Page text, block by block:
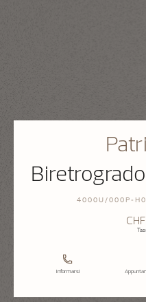
4000U/000P-
Informarsi